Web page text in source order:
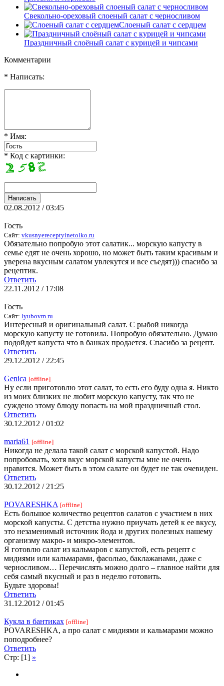
Свекольно-ореховый слоеный салат с черносливом
Слоеный салат с сердцем
Праздничный слоёный салат с курицей и чипсами
Комментарии
* Написать:
* Имя:
* Код с картинки:
02.08.2012 / 03:45
Гость
Сайт: vkusnyereceptyinetolko.ru
Обязательно попробую этот салатик... морскую капусту в
семье едят не очень хорошо, но может быть таким красивым и
уверена вкусным салатом увлекутся и все съедят))) спасибо за
рецептик.
Ответить
22.11.2012 / 17:08
Гость
Сайт: lyubovm.ru
Интересный и оригинальный салат. С рыбой никогда
морскую капусту не готовила. Попробую обязательно. Думаю
подойдет капуста что в банках продается. Спасибо за рецепт.
Ответить
29.12.2012 / 22:45
Genica [offline]
Ну если приготовлю этот салат, то есть его буду одна я. Никто
из моих близких не любит морскую капусту, так что не
суждено этому блюду попасть на мой праздничный стол.
Ответить
30.12.2012 / 01:02
maria61 [offline]
Никогда не делала такой салат с морской капустой. Надо
попробовать, хотя вкус морской капусты мне не очень
нравится. Может быть в этом салате он будет не так очевиден.
Ответить
30.12.2012 / 21:25
POVARESHKA [offline]
Есть большое количество рецептов салатов с участием в них
морской капусты. С детства нужно приучать детей к ее вкусу,
это незаменимый источник йода и других полезных нашему
организму макро- и микро-элементов.
Я готовлю салат из кальмаров с капустой, есть рецепт с
мидиями или кальмарами, фасолью, баклажанами, даже с
черносливом… Перечислять можно долго – главное найти для
себя самый вкусный и раз в неделю готовить.
Будьте здоровы!
Ответить
31.12.2012 / 01:45
Кукла в бантиках [offline]
POVARESHKA, а про салат с мидиями и кальмарами можно
поподробнее?
Ответить
Стр: [1] »